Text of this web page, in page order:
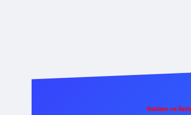
Reklam ve